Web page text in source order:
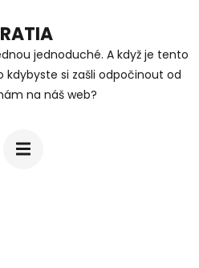
jednoduché. A když je tento
kdybyste si zašli odpočinout od
na náš web?